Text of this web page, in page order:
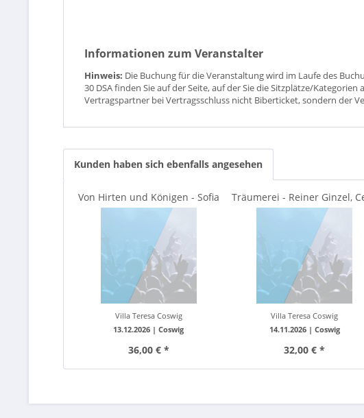
Informationen zum Veranstalter
Hinweis: Die Buchung für die Veranstaltung wird im Laufe des
30 DSA finden Sie auf der Seite, auf der Sie die Sitzplätze/
Vertragspartner bei Vertragsschluss nicht Biberticket, sondern der
Kunden haben sich ebenfalls angesehen
Von Hirten und Königen - Sofia
Savenko. Joschua...
Villa Teresa Coswig
13.12.2026 |Coswig
36,00 € *
Träumerei - Reiner Ginzel,
+ Rez. &...
Villa Teresa Coswig
14.11.2026 | Coswig
32,00 € *